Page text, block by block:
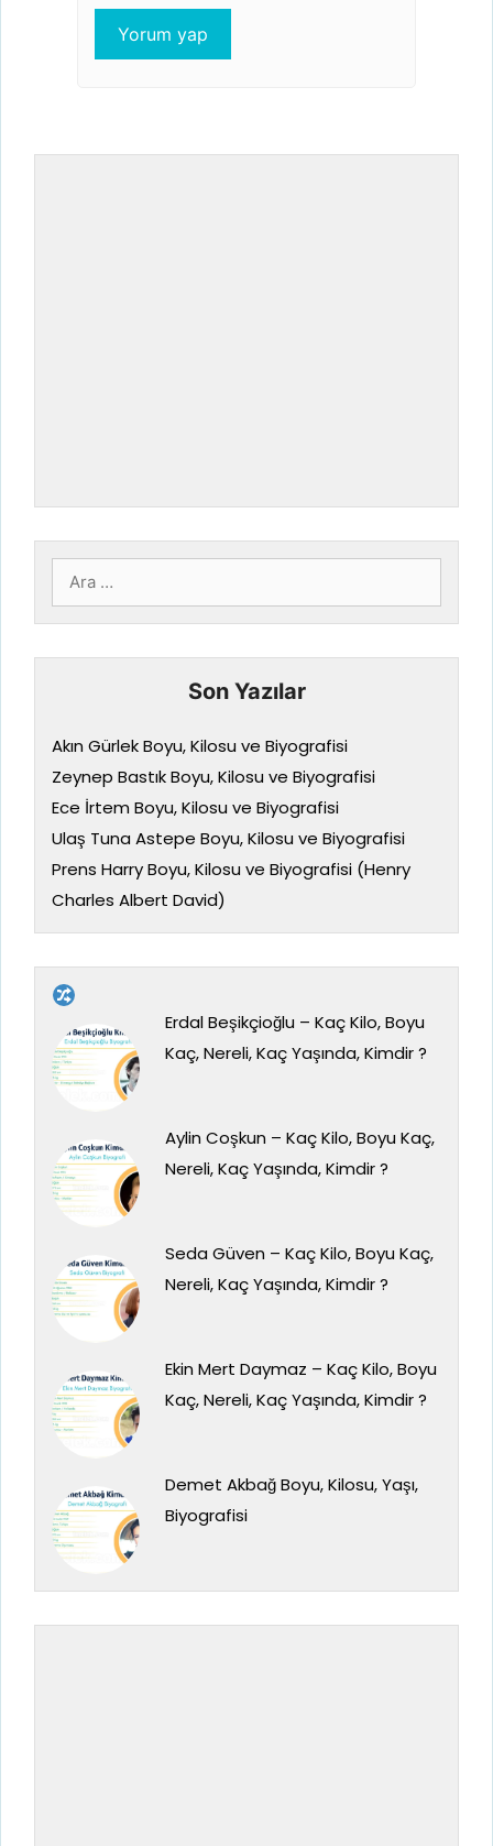
için
ara
Son Yazılar
Akın Gürlek Boyu, Kilosu ve Biyografisi
Zeynep Bastık Boyu, Kilosu ve Biyografisi
Ece İrtem Boyu, Kilosu ve Biyografisi
Ulaş Tuna Astepe Boyu, Kilosu ve Biyografisi
Prens Harry Boyu, Kilosu ve Biyografisi (Henry
Charles Albert David)
Erdal Beşikçioğlu – Kaç Kilo, Boyu
Kaç, Nereli, Kaç Yaşında, Kimdir ?
Aylin Coşkun – Kaç Kilo, Boyu Kaç,
Nereli, Kaç Yaşında, Kimdir ?
Seda Güven – Kaç Kilo, Boyu Kaç,
Nereli, Kaç Yaşında, Kimdir ?
Ekin Mert Daymaz – Kaç Kilo, Boyu
Kaç, Nereli, Kaç Yaşında, Kimdir ?
Demet Akbağ Boyu, Kilosu, Yaşı,
Biyografisi